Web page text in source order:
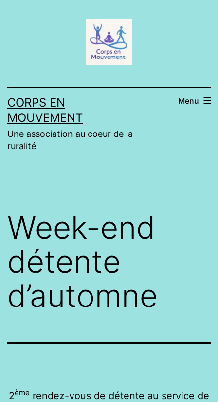
CORPS EN
MOUVEMENT
Une association au coeur de la
ruralité
Menu
Week-end
détente
d’automne
2ème rendez-vous de détente au service de